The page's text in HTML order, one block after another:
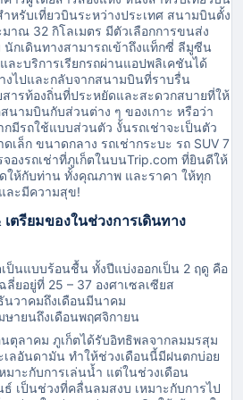
หรับเที่ยวบินระหว่างประเทศ สนามบินตั้ง
มาณ 32 กิโลเมตร มีตัวเลือกการขนส่ง
กเดินทางสามารถเข้าถึงแท็กซี่ ลีมูซีน
ะบริการเรียกรถผ่านแอปพลิเคชันได้
างไปและกลับจากสนามบินที่ราบรื่น
ารท้องถิ่นที่ประหยัดและสะดวกสบายที่ให้
นามบินกับส่วนต่าง ๆ ของเกาะ หรือว่า
กมีรถใช้แบบส่วนตัว งั้นรถเช่าจะเป็นตัว
เล็ก ขนาดกลาง รถเช่ากระบะ รถ SUV 7
องรถเช่าที่ภูเก็ตในบนTrip.com ที่ยินดีให้
ให้กับท่าน ทั้งคุณภาพ และราคา ให้ทุก
ละมีความสุข!
ตรียมของในช่วงการเดินทาง
ป็นแบบร้อนชื้น ทั้งปีแบ่งออกเป็น 2 ฤดู คือ
ยอยู่ที่ 25 – 37 องศาเซลเซียส
นวาคมถึงเดือนมีนาคม
ษายนถึงเดือนพฤศจิกายน
ตุลาคม ภูเก็ตได้รับอิทธิพลจากลมมรสุม
ลอันดามัน ทำให้ช่วงเดือนนี้มีฝนตกบ่อย
มาะกับการเล่นน้ำ แต่ในช่วงเดือน
เป็นช่วงที่คลื่นลมสงบ เหมาะกับการไป